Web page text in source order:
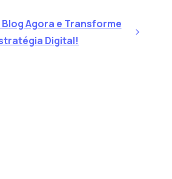
Agora e Transforme
Digital!